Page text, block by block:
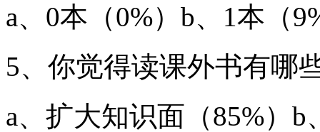
a、0本（0%）b、1本（
5、你觉得读课外书有哪
a、扩大知识面（85%）